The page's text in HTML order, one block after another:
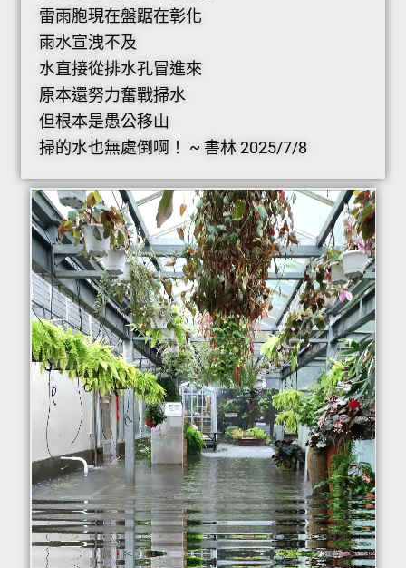
雷雨胞現在盤踞在彰化
雨水宣洩不及
水直接從排水孔冒進來
原本還努力奮戰掃水
但根本是愚公移山
掃的水也無處倒啊！ ~ 書林 2025/7/8